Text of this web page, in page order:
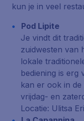
kun je in veel
Pod Lipite
Je vindt dit
zuidwesten van
lokale
bediening is erg
kan er ook in
vrijdag- en
Locatie: Ulitsa